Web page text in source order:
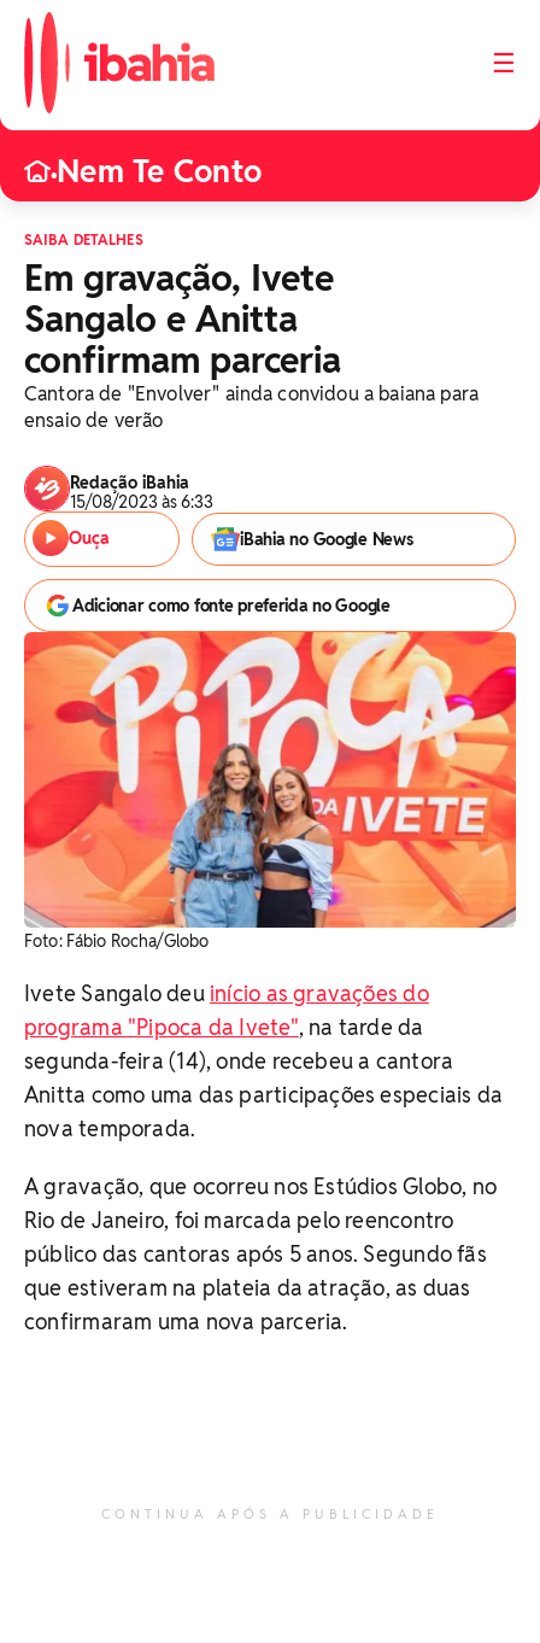
☰
•Nem Te Conto
SAIBA DETALHES
Em gravação, Ivete
Sangalo e Anitta
confirmam parceria
Cantora de "Envolver" ainda convidou a baiana para
ensaio de verão
Redação iBahia
15/08/2023 às 6:33
Ouça
iBahia no Google News
Adicionar como fonte preferida no Google
Foto: Fábio Rocha/Globo
Ivete Sangalo deu início as gravações do
programa "Pipoca da Ivete", na tarde da
segunda-feira (14), onde recebeu a cantora
Anitta como uma das participações especiais da
nova temporada.
A gravação, que ocorreu nos Estúdios Globo, no
Rio de Janeiro, foi marcada pelo reencontro
público das cantoras após 5 anos. Segundo fãs
que estiveram na plateia da atração, as duas
confirmaram uma nova parceria.
CONTINUA APÓS A PUBLICIDADE